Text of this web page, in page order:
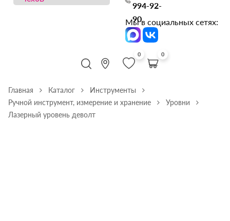
994-92-
90
Мы в социальных сетях:
0 0
Главная Каталог
Инструменты
Ручной инструмент, измерение и хранение
Уровни
Лазерный уровень деволт